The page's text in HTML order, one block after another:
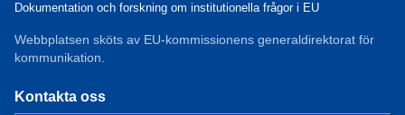
Dokumentation och forskning om institutionella frågor i EU
Webbplatsen sköts av EU-kommissionens generaldirektorat för
kommunikation.
Kontakta oss